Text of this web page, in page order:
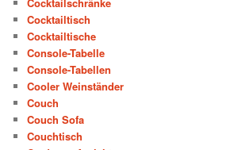
Cocktailtisch
Cocktailtische
Console-Tabelle
Console-Tabellen
Cooler Weinständer
Couch
Couch Sofa
Couchtisch